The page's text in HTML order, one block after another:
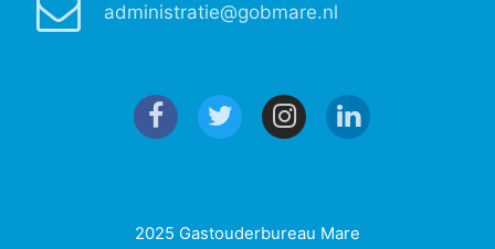
administratie@gobmare.nl
2025 Gastouderbureau Mare